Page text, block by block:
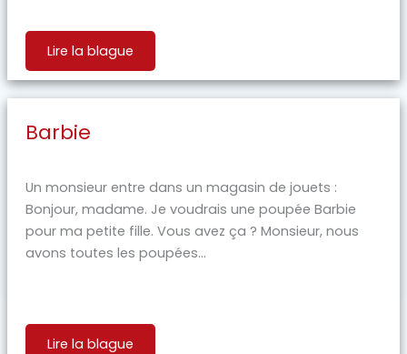
Lire la blague
Barbie
Un monsieur entre dans un magasin de jouets :
Bonjour, madame. Je voudrais une poupée Barbie
pour ma petite fille. Vous avez ça ? Monsieur, nous
avons toutes les poupées...
Lire la blague